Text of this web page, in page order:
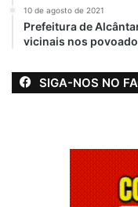
10 de agosto de 2021
Prefeitura de
vicinais nos
SIGA-NOS NO